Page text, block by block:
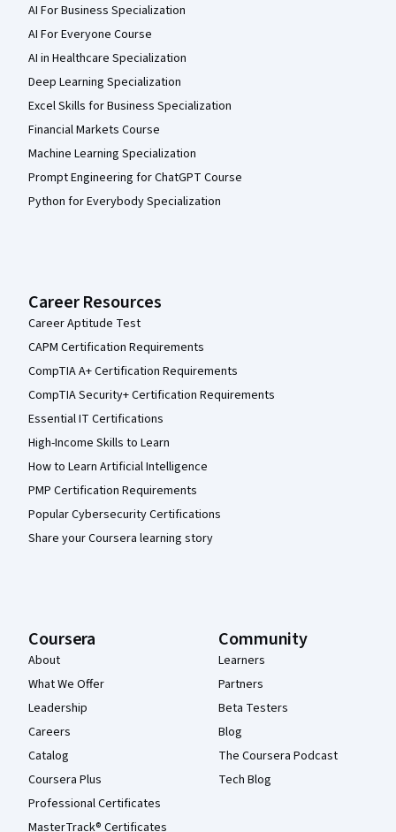
AI For Business Specialization
AI For Everyone Course
AI in Healthcare Specialization
Deep Learning Specialization
Excel Skills for Business Specialization
Financial Markets Course
Machine Learning Specialization
Prompt Engineering for ChatGPT Course
Python for Everybody Specialization
Career Resources
Career Aptitude Test
CAPM Certification Requirements
CompTIA A+ Certification Requirements
CompTIA Security+ Certification Requirements
Essential IT Certifications
High-Income Skills to Learn
How to Learn Artificial Intelligence
PMP Certification Requirements
Popular Cybersecurity Certifications
Share your Coursera learning story
Coursera
About
What We Offer
Leadership
Careers
Catalog
Coursera Plus
Professional Certificates
MasterTrack® Certificates
Community
Learners
Partners
Beta Testers
Blog
The Coursera Podcast
Tech Blog